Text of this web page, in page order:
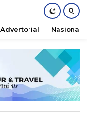
Advertorial Nasional